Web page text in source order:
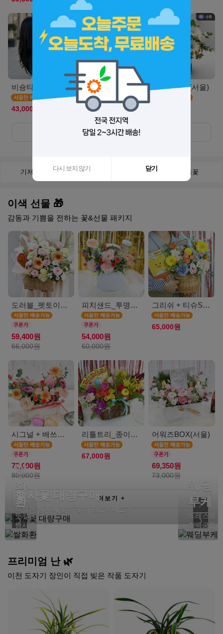
비숑타임(서울S)
43,000원
캣블라썸(서울)
44,900원
에그타르트(서울)
더보기+
기저귀 케익 천연옥꽃
이색 선물 🎁
감동과 기쁨을 전하는 꽃&선물 패키지
도러블_펫토이인형(서울)
59,400원
66,000원
피치샌드_투명보틀(서울)
54,000원
60,000원
그리쉬 + 티슈SET(서울)
65,000원
시그널 + 배쓰밤SET(서울)
72,000원
80,000원
리틀트리_종이방향제(서울)
67,000원
어워즈BOX(서울)
69,350원
73,000원
더보기 +
행사꽃 대량구매
특별한 행사에 맞춤 꽃이 필요하세요?
쌀
화
환
뜻깊은
행사엔
웨딩
부케
드레스와
찰떡궁합
프리미엄 난 🌿
이천 도자기 장인이 직접 빚은 작품 도자기
다시 보지 않기 닫기